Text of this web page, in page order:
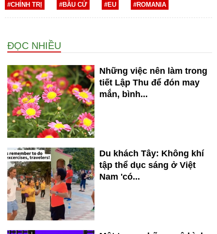
#CHÍNH TRỊ #BẦU CỬ #EU #ROMANIA
ĐỌC NHIỀU
Những việc nên làm trong
tiết Lập Thu để đón may
mắn, bình...
Du khách Tây: Không khí
tập thể dục sáng ở Việt
Nam 'có...